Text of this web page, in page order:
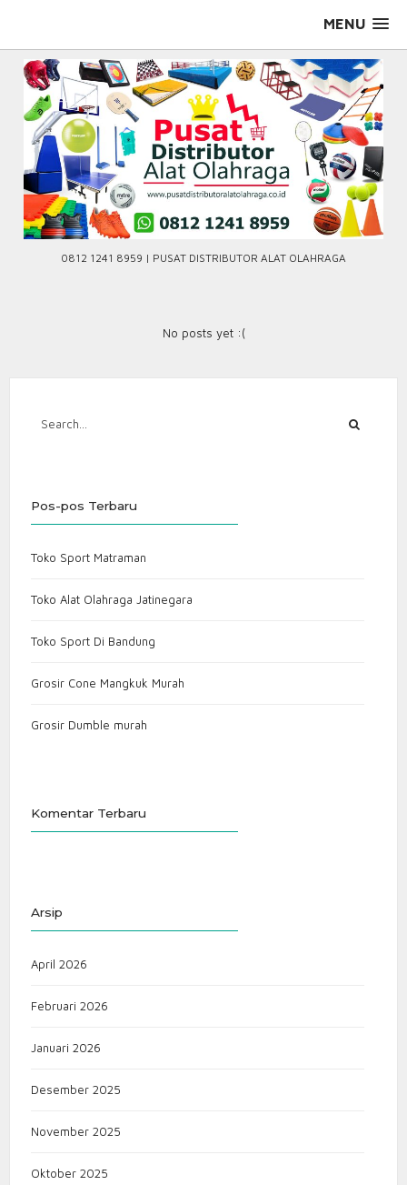
MENU
0812 1241 8959 | PUSAT DISTRIBUTOR ALAT OLAHRAGA
No posts yet :(
Pos-pos Terbaru
Toko Sport Matraman
Toko Alat Olahraga Jatinegara
Toko Sport Di Bandung
Grosir Cone Mangkuk Murah
Grosir Dumble murah
Komentar Terbaru
Arsip
April 2026
Februari 2026
Januari 2026
Desember 2025
November 2025
Oktober 2025